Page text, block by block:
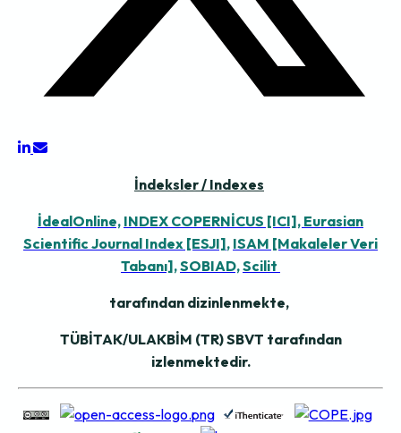
İndeksler / Indexes
İdealOnline, INDEX COPERNİCUS [ICI], Eurasian
Scientific Journal Index [ESJI], ISAM [Makaleler Veri
Tabanı],SOBIAD,Scilit
tarafından dizinlenmekte,
TÜBİTAK/ULAKBİM (TR) SBVT tarafından
izlenmektedir.